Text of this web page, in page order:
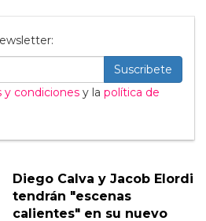
Suscribete
y condiciones y la política de
Diego Calva y Jacob Elordi
tendrán "escenas
calientes" en su nuevo